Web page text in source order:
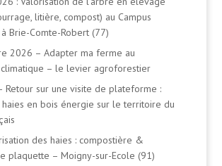
litière, compost) au Campus
Brie-Comte-Robert (77)
2026 – Adapter ma ferme au
climatique – le levier agroforestier
Retour sur une visite de plateforme :
en bois énergie sur le territoire du
des haies : compostière &
plaquette – Moigny-sur-Ecole (91)